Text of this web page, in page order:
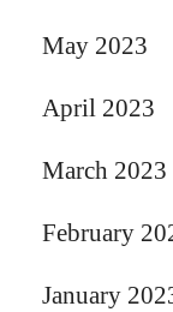
May 2023
April 2023
March 2023
February
January